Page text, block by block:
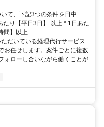
て、下記3つの条件を日中
たり【平日3日】 以上 * 1日あた
間】以上...
だいている経理代行サービス
お任せします。案件ごとに複数
ォローし合いながら働くことが